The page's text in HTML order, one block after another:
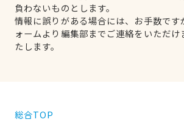
負わないものとします。
情報に誤りがある場合には、お手数です
ォームより編集部までご連絡をいただけ
たします。
総合TOP